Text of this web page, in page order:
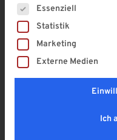
Unsere
Entdecken Sie die
– modern, funktional
Es folgt eine Liste der
Essenziell
Statistik
Marketing
Externe Medien
Ich